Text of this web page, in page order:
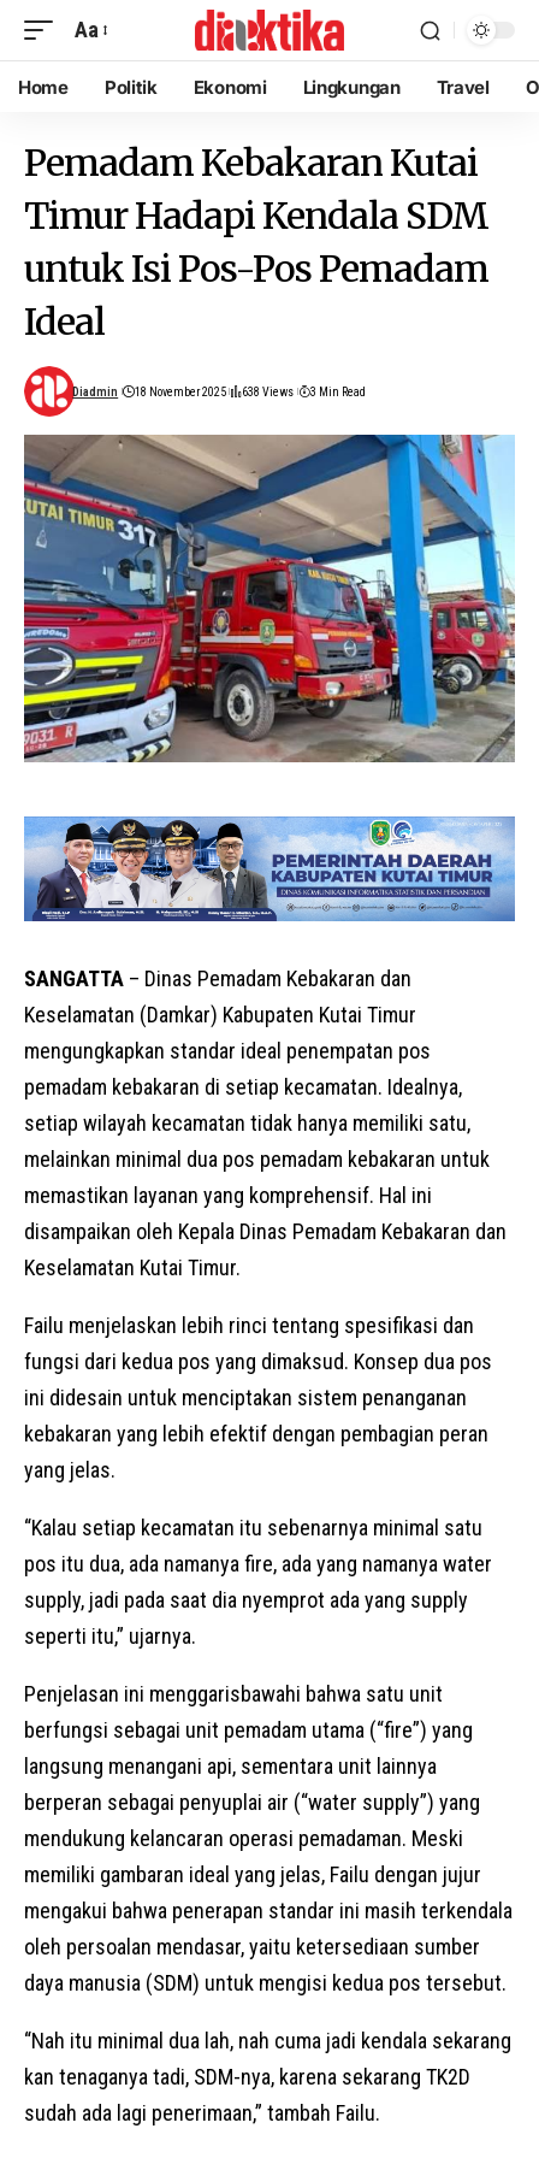
Aa
Home Politik Ekonomi Lingkungan Travel
Pemadam Kebakaran Kutai
Timur Hadapi Kendala SDM
untuk Isi Pos-Pos Pemadam
Ideal
Diadmin 18 November 2025 638 Views 3 Min Read
SANGATTA – Dinas Pemadam Kebakaran dan
Keselamatan (Damkar) Kabupaten Kutai Timur
mengungkapkan standar ideal penempatan pos
pemadam kebakaran di setiap kecamatan. Idealnya,
setiap wilayah kecamatan tidak hanya memiliki satu,
melainkan minimal dua pos pemadam kebakaran untuk
memastikan layanan yang komprehensif. Hal ini
disampaikan oleh Kepala Dinas Pemadam Kebakaran dan
Keselamatan Kutai Timur.
Failu menjelaskan lebih rinci tentang spesifikasi dan
fungsi dari kedua pos yang dimaksud. Konsep dua pos
ini didesain untuk menciptakan sistem penanganan
kebakaran yang lebih efektif dengan pembagian peran
yang jelas.
“Kalau setiap kecamatan itu sebenarnya minimal satu
pos itu dua, ada namanya fire, ada yang namanya water
supply, jadi pada saat dia nyemprot ada yang supply
seperti itu,” ujarnya.
Penjelasan ini menggarisbawahi bahwa satu unit
berfungsi sebagai unit pemadam utama (“fire”) yang
langsung menangani api, sementara unit lainnya
berperan sebagai penyuplai air (“water supply”) yang
mendukung kelancaran operasi pemadaman. Meski
memiliki gambaran ideal yang jelas, Failu dengan jujur
mengakui bahwa penerapan standar ini masih terkendala
oleh persoalan mendasar, yaitu ketersediaan sumber
daya manusia (SDM) untuk mengisi kedua pos tersebut.
“Nah itu minimal dua lah, nah cuma jadi kendala sekarang
kan tenaganya tadi, SDM-nya, karena sekarang TK2D
sudah ada lagi penerimaan,” tambah Failu.